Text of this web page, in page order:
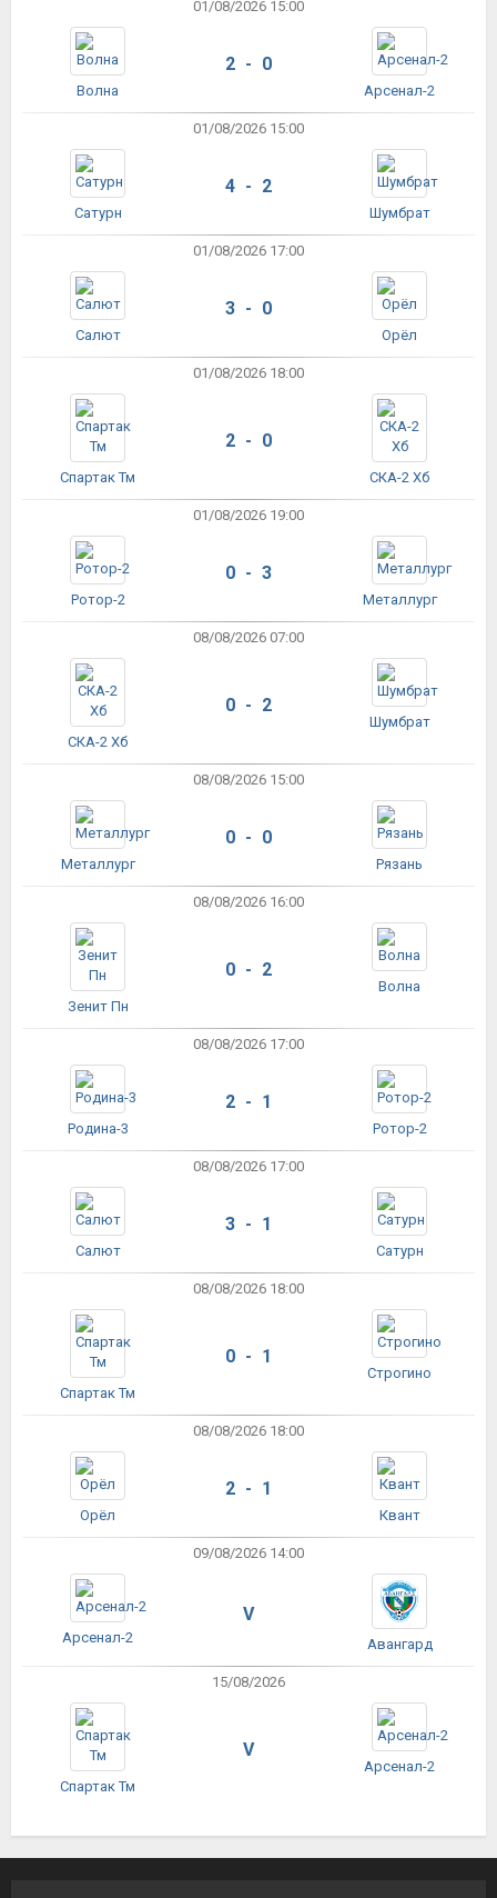
01/08/2026 15:00
Волна
2 - 0
Арсенал-2
01/08/2026 15:00
Сатурн
4 - 2
Шумбрат
01/08/2026 17:00
Салют
3 - 0
Орёл
01/08/2026 18:00
Спартак Тм
2 - 0
СКА-2 Хб
01/08/2026 19:00
Ротор-2
0 - 3
Металлург
08/08/2026 07:00
СКА-2 Хб
0 - 2
Шумбрат
08/08/2026 15:00
Металлург
0 - 0
Рязань
08/08/2026 16:00
Зенит Пн
0 - 2
Волна
08/08/2026 17:00
Родина-3
2 - 1
Ротор-2
08/08/2026 17:00
Салют
3 - 1
Сатурн
08/08/2026 18:00
Спартак Тм
0 - 1
Строгино
08/08/2026 18:00
Орёл
2 - 1
Квант
09/08/2026 14:00
Арсенал-2
V
Авангард
15/08/2026
Спартак Тм
V
Арсенал-2